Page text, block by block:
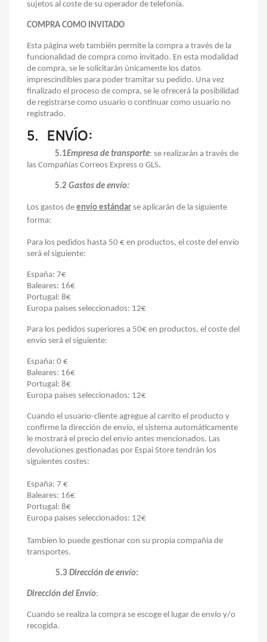
sujetos al coste de su operador de telefonía.
COMPRA COMO INVITADO
Esta página web también permite la compra a través de la
funcionalidad de compra como invitado. En esta modalidad
de compra, se le solicitarán únicamente los datos
imprescindibles para poder tramitar su pedido. Una vez
finalizado el proceso de compra, se le ofrecerá la posibilidad
de registrarse como usuario o continuar como usuario no
registrado.
5. ENVÍO:
5.1Empresa de transporte: se realizarán a través de
las Compañías Correos Express o GLS.
5.2 Gastos de envío:
Los gastos de envío estándar se aplicarán de la siguiente
forma:
Para los pedidos hasta 50 € en productos, el coste del envío
será el siguiente:
España: 7€
Baleares: 16€
Portugal: 8€
Europa paises seleccionados: 12€
Para los pedidos superiores a 50€ en productos, el coste del
envío será el siguiente:
España: 0 €
Baleares: 16€
Portugal: 8€
Europa paises seleccionados: 12€
Cuando el usuario-cliente agregue al carrito el producto y
confirme la dirección de envío, el sistema automáticamente
le mostrará el precio del envío antes mencionados. Las
devoluciones gestionadas por Espai Store tendrán los
siguientes costes:
España: 7 €
Baleares: 16€
Portugal: 8€
Europa paises seleccionados: 12€
Tambíen lo puede gestionar con su propia compañia de
transportes.
5.3 Dirección de envío:
Dirección del Envío:
Cuando se realiza la compra se escoge el lugar de envío y/o
recogida.